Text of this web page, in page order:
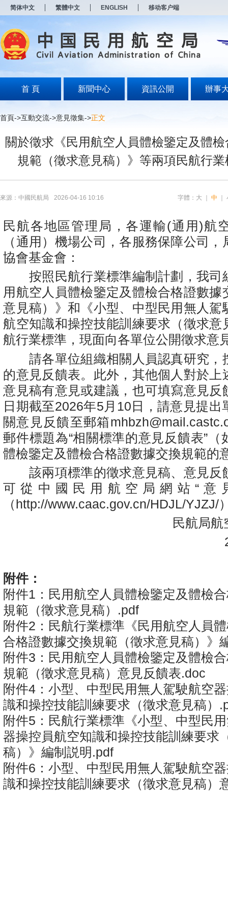
简体中文 繁體中文 ENGLISH 移动客户端
首 頁 新聞中心 資訊公開 辦事
首頁->互動交流->意見徵集->正文
關於徵求《民用航空人員體檢鑒定及體
規範（徵求意見稿）》等兩項民航行
來源：中國民航局 2026-04-16 10:16 字體： 大 中
民航各地區管理局，各運輸(通用)航
（通用）機場公司，各服務保障公司
協會基金會：
按照民航行業標準編制計劃，我司
用航空人員體檢鑒定及體檢合格證數據
意見稿）》和《小型、中型民用無人駕
航空知識和操控技能訓練要求（徵求意
航行業標準，現面向各單位公開徵求意
請各單位組織相關人員認真研究，
的意見反饋表。此外，其他個人對於上
意見稿有意見或建議，也可填寫意見反
日期截至2026年5月10日，請意見提出
關意見反饋至郵箱
郵件標題為“相關標準的意見反饋表”（
體檢鑒定及體檢合格證數據交換規範的
該兩項標準的徵求意見稿、意見反
可從中國民用航空局網站“意
（http://www.caac.gov.cn/HDJL/YJZJ/
民航局航
附件：
附件1：民用航空人員體檢鑒定及體檢
規範（徵求意見稿）.pdf
附件2：民航行業標準《民用航空人員
合格證數據交換規範（徵求意見稿）》
附件3：民用航空人員體檢鑒定及體檢
規範（徵求意見稿）意見反饋表.doc
附件4：小型、中型民用無人駕駛航空
識和操控技能訓練要求（徵求意見稿）
附件5：民航行業標準《小型、中型民
器操控員航空知識和操控技能訓練要求
稿）》編制説明.pdf
附件6：小型、中型民用無人駕駛航空
識和操控技能訓練要求（徵求意見稿）
打
开
无
障
说
按
Alt
波
浪
盲